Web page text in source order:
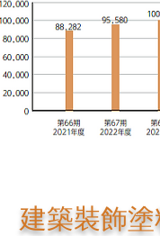
建築裝飾